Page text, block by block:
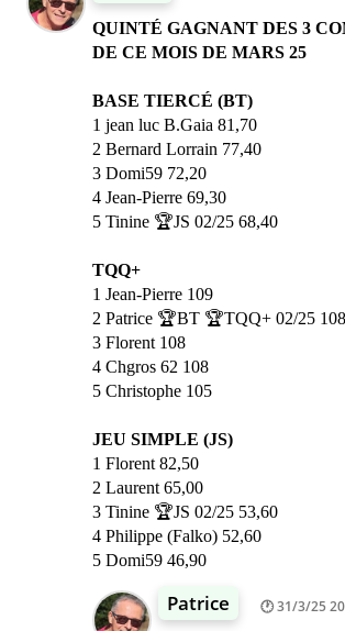
QUINTÉ GAGNANT DES 3
DE CE MOIS DE MARS 25
BASE TIERCÉ (BT)
1 jean luc B.Gaia 81,70
2 Bernard Lorrain 77,40
3 Domi59 72,20
4 Jean-Pierre 69,30
5 Tinine 🏆JS 02/25 68,40
TQQ+
1 Jean-Pierre 109
2 Patrice 🏆BT 🏆TQQ+ 02/25 108
3 Florent 108
4 Chgros 62 108
5 Christophe 105
JEU SIMPLE (JS)
1 Florent 82,50
2 Laurent 65,00
3 Tinine 🏆JS 02/25 53,60
4 Philippe (Falko) 52,60
5 Domi59 46,90
Patrice 31/3/25